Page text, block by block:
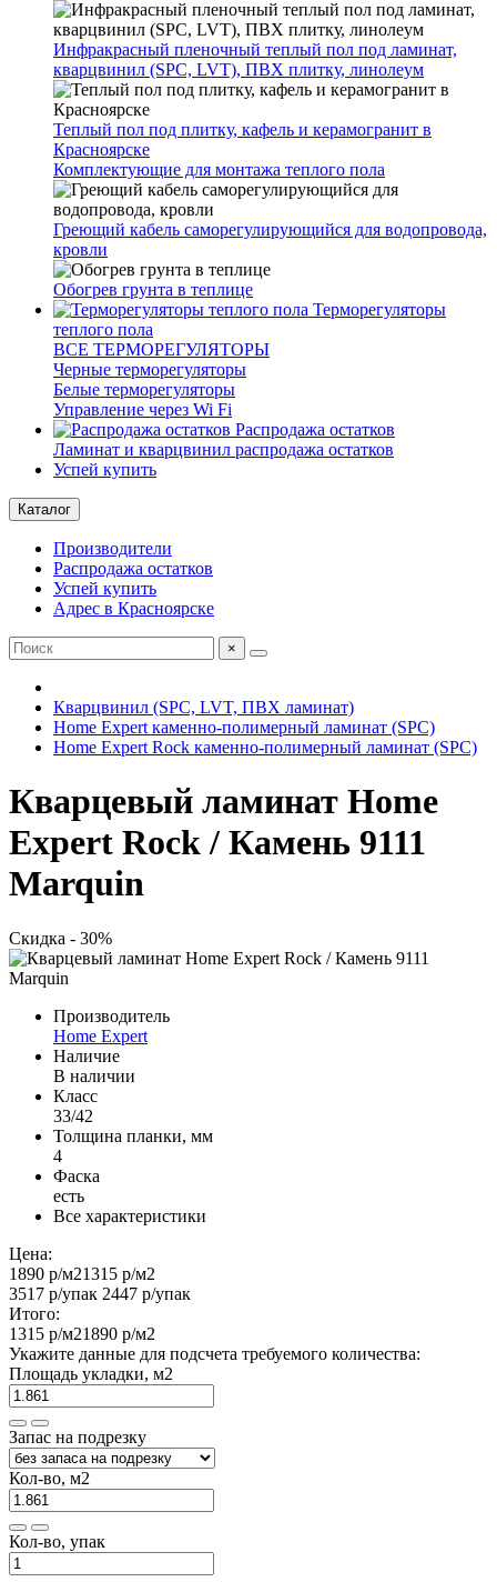
Инфракрасный пленочный теплый пол под ламинат,
кварцвинил (SPC, LVT), ПВХ плитку, линолеум
Теплый пол под плитку, кафель и керамогранит в
Красноярске
Комплектующие для монтажа теплого пола
Греющий кабель саморегулирующийся для водопровода,
кровли
Обогрев грунта в теплице
Терморегуляторы
теплого пола
ВСЕ ТЕРМОРЕГУЛЯТОРЫ
Черные терморегуляторы
Белые терморегуляторы
Управление через Wi Fi
Распродажа остатков
Ламинат и кварцвинил распродажа остатков
Успей купить
Каталог
Производители
Распродажа остатков
Успей купить
Адрес в Красноярске
×
Кварцвинил (SPC, LVT, ПВХ ламинат)
Home Expert каменно-полимерный ламинат (SPC)
Home Expert Rock каменно-полимерный ламинат (SPC)
Кварцевый ламинат Home
Expert Rock / Камень 9111
Marquin
Скидка - 30%
Производитель
Home Expert
Наличие
В наличии
Класс
33/42
Толщина планки, мм
4
Фаска
есть
Все характеристики
Цена:
1890 р/м21315 р/м2
3517 р/упак 2447 р/упак
Итого:
1315 р/м21890 р/м2
Укажите данные для подсчета требуемого количества:
Площадь укладки, м2
Запас на подрезку
Кол-во, м2
Кол-во, упак